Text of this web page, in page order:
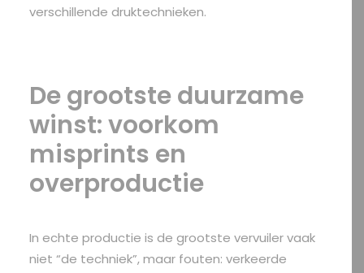
verschillende druktechnieken.
De grootste duurzame
winst: voorkom
misprints en
overproductie
In echte productie is de grootste vervuiler vaak
niet “de techniek”, maar fouten: verkeerde